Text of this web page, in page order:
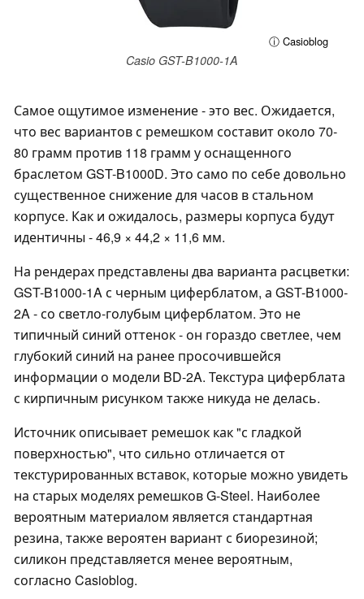
ⓘ Casioblog
Casio GST-B1000-1A
Самое ощутимое изменение - это вес. Ожидается,
что вес вариантов с ремешком составит около 70-
80 грамм против 118 грамм у оснащенного
браслетом GST-B1000D. Это само по себе довольно
существенное снижение для часов в стальном
корпусе. Как и ожидалось, размеры корпуса будут
идентичны - 46,9 × 44,2 × 11,6 мм.
На рендерах представлены два варианта расцветки:
GST-B1000-1A с черным циферблатом, а GST-B1000-
2A - со светло-голубым циферблатом. Это не
типичный синий оттенок - он гораздо светлее, чем
глубокий синий на ранее просочившейся
информации о модели BD-2A. Текстура циферблата
с кирпичным рисунком также никуда не делась.
Источник описывает ремешок как "с гладкой
поверхностью", что сильно отличается от
текстурированных вставок, которые можно увидеть
на старых моделях ремешков G-Steel. Наиболее
вероятным материалом является стандартная
резина, также вероятен вариант с биорезиной;
силикон представляется менее вероятным,
согласно Casioblog.